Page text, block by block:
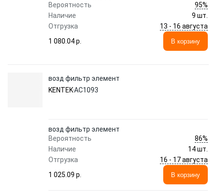
Вероятность
95%
Наличие
9 шт.
Отгрузка
13 - 16 августа
1 080.04 p.
В корзину
возд фильтр элемент
KENTEKAC1093
возд фильтр элемент
Вероятность
86%
Наличие
14 шт.
Отгрузка
16 - 17 августа
1 025.09 p.
В корзину